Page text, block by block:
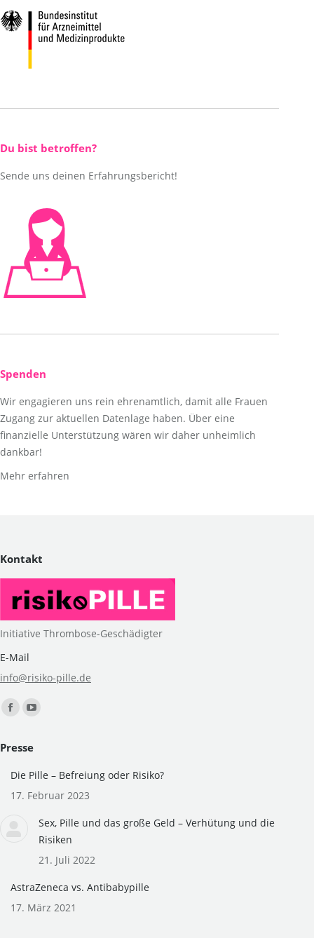
Du bist betroffen?
Sende uns deinen Erfahrungsbericht!
Spenden
Wir engagieren uns rein ehrenamtlich, damit alle Frauen
Zugang zur aktuellen Datenlage haben. Über eine
finanzielle Unterstützung wären wir daher unheimlich
dankbar!
Mehr erfahren
Kontakt
Initiative Thrombose-Geschädigter
E-Mail
info@risiko-pille.de
Finden Sie uns auf:
Facebook
opens
in
YouTube
opens
in
Presse
Die Pille – Befreiung oder Risiko?
17. Februar 2023
Sex, Pille und das große Geld – Verhütung und die
Risiken
21. Juli 2022
AstraZeneca vs. Antibabypille
17. März 2021